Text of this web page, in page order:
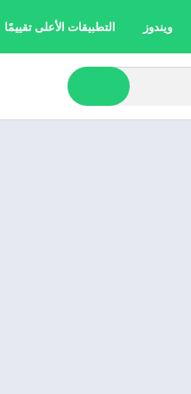
ويندوز التطبيقات الأعلى تقييمًا